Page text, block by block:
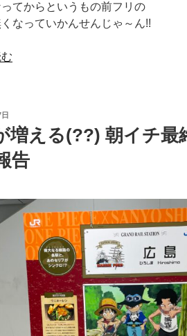
てからというもの前フリの
なっていかんせんじゃ～ん!!
増える(??) 朝イチ最
告